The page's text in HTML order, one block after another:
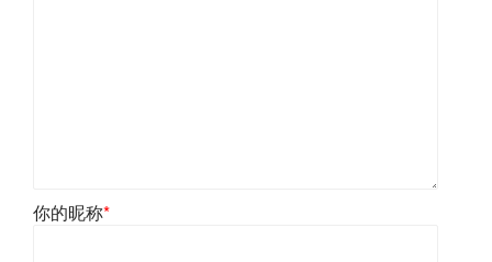
你的昵称*